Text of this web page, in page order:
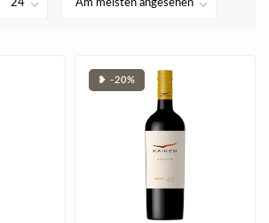
❥ -20%